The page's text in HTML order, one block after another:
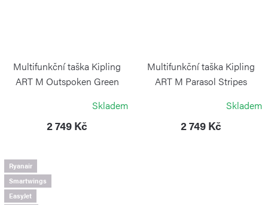
Multifunkční taška Kipling
ART M Outspoken Green
Skladem
2 749 Kč
Multifunkční taška Kipling
ART M Parasol Stripes
Skladem
2 749 Kč
Ryanair
Smartwings
EasyJet